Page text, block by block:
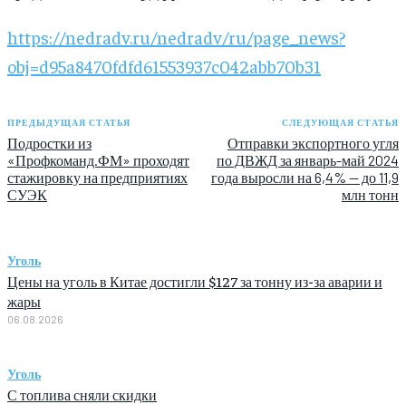
https://nedradv.ru/nedradv/ru/page_news?
obj=d95a8470fdfd61553937c042abb70b31
ПРЕДЫДУЩАЯ СТАТЬЯ
Подростки из
«Профкоманд.ФМ» проходят
стажировку на предприятиях
СУЭК
СЛЕДУЮЩАЯ СТАТЬЯ
Отправки экспортного угля
по ДВЖД за январь-май 2024
года выросли на 6,4% — до 11,9
млн тонн
Уголь
Цены на уголь в Китае достигли $127 за тонну из-за аварии и
жары
06.08.2026
Уголь
С топлива сняли скидки